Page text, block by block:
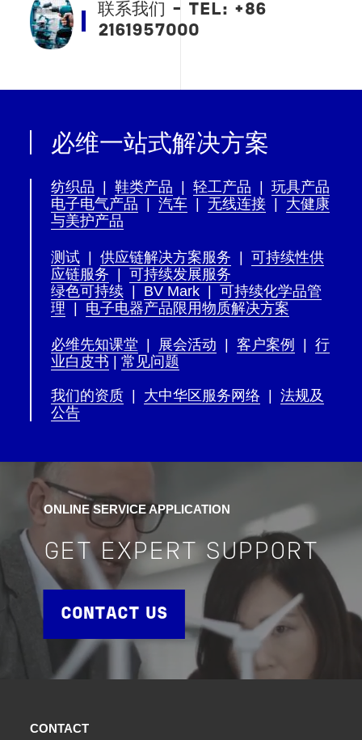
联系我们 - TEL: +86
2161957000
必维一站式解决方案
纺织品 |鞋类产品 |轻工产品 |玩具产品
电子电气产品 |汽车 | 无线连接 | 大健康
与美护产品
测试 |供应链解决方案服务 |可持续性供
应链服务 |可持续发展服务
绿色可持续 | BV Mark |可持续化学品管
理 | 电子电器产品限用物质解决方案
必维先知课堂 | 展会活动 |客户案例 |行
业白皮书 |常见问题
我们的资质 | 大中华区服务网络 |法规及
公告
ONLINE SERVICE APPLICATION
GET EXPERT SUPPORT
CONTACT US
CONTACT